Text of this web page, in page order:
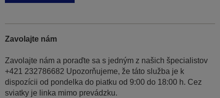
Zavolajte nám
Zavolajte nám a poraďte sa s jedným z našich špecialistov
+421 232786682 Upozorňujeme, že táto služba je k
dispozícii od pondelka do piatku od 9:00 do 18:00 h. Cez
sviatky je linka mimo prevádzku.